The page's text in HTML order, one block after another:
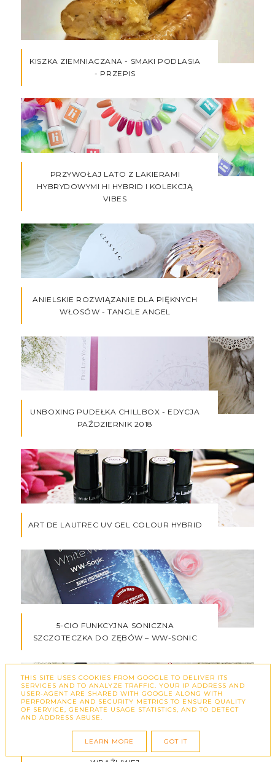
KISZKA ZIEMNIACZANA - SMAKI PODLASIA
- PRZEPIS
PRZYWOŁAJ LATO Z LAKIERAMI
HYBRYDOWYMI HI HYBRID I KOLEKCJĄ
VIBES
ANIELSKIE ROZWIĄZANIE DLA PIĘKNYCH
WŁOSÓW - TANGLE ANGEL
UNBOXING PUDEŁKA CHILLBOX - EDYCJA
PAŹDZIERNIK 2018
ART DE LAUTREC UV GEL COLOUR HYBRID
5-CIO FUNKCYJNA SONICZNA
SZCZOTECZKA DO ZĘBÓW – WW-SONIC
CELL FUSION C EXPERT REJUVEBLUE
EFFECTOR - AKTYWNE SERUM DO SKÓRY
THIS SITE USES COOKIES FROM GOOGLE TO DELIVER ITS
SERVICES AND TO ANALYZE TRAFFIC. YOUR IP ADDRESS AND
USER-AGENT ARE SHARED WITH GOOGLE ALONG WITH
PERFORMANCE AND SECURITY METRICS TO ENSURE QUALITY
OF SERVICE, GENERATE USAGE STATISTICS, AND TO DETECT
AND ADDRESS ABUSE.
LEARN MORE GOT IT